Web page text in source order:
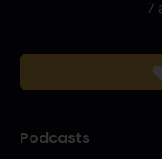
7
Podcasts